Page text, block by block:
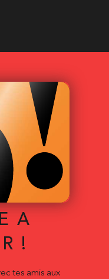
A
!
tes amis aux